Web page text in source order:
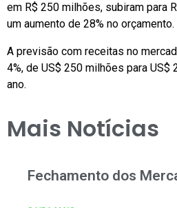
em R$ 250 milhões, subiram para
um aumento de 28% no orçamento.
A previsão com receitas no
4%, de US$ 250 milhões para
ano.
Mais Notícias
Fechamento dos